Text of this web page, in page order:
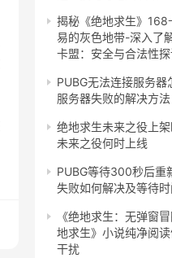
揭秘《绝地求生》168
易的灰色地带-深入了
卡盟：安全与合法性
PUBG无法连接服务
服务器失败的解决方法
绝地求生未来之役上
未来之役何时上线
PUBG等待300秒后重
失败如何解决及等待
《绝地求生：无弹窗
地求生》小说纯净阅
干扰